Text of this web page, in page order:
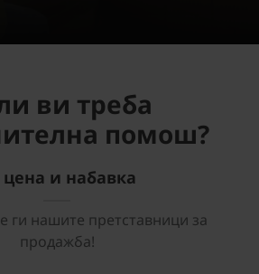
ви треба
помош?
цена и набавка
ги нашите претставници за
продажба!